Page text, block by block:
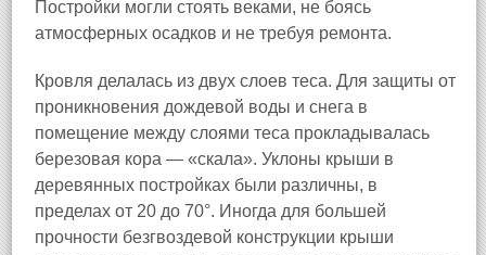
Постройки могли стоять веками, не боясь
атмосферных осадков и не требуя ремонта.
Кровля делалась из двух слоев теса. Для защиты от
проникновения дождевой воды и снега в
помещение между слоями теса прокладывалась
березовая кора — «скала». Уклоны крыши в
деревянных постройках были различны, в
пределах от 20 до 70°. Иногда для большей
прочности безгвоздевой конструкции крыши